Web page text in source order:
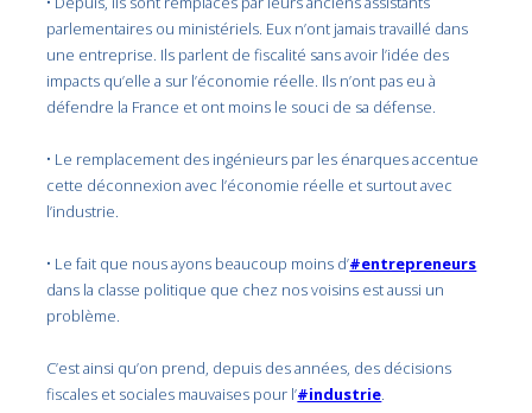
parlementaires ou ministériels. Eux n’ont jamais travaillé dans
une entreprise. Ils parlent de fiscalité sans avoir l’idée des
impacts qu’elle a sur l’économie réelle. Ils n’ont pas eu à
défendre la France et ont moins le souci de sa défense.
• Le remplacement des ingénieurs par les énarques accentue
cette déconnexion avec l’économie réelle et surtout avec
l’industrie.
• Le fait que nous ayons beaucoup moins d’#entrepreneurs
dans la classe politique que chez nos voisins est aussi un
problème.
C’est ainsi qu’on prend, depuis des années, des décisions
fiscales et sociales mauvaises pour l’#industrie.